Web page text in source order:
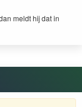
meldt hij dat in